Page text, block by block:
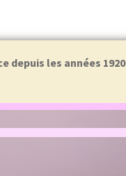
depuis les années 1920